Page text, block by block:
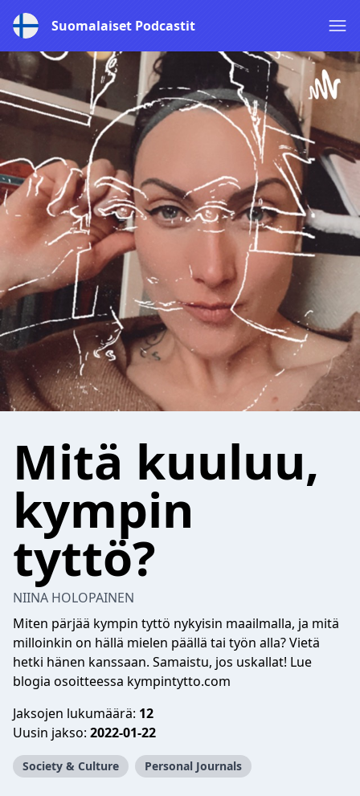
Suomalaiset Podcastit
Mitä kuuluu,
kympin
tyttö?
NIINA HOLOPAINEN
Miten pärjää kympin tyttö nykyisin maailmalla, ja mitä
milloinkin on hällä mielen päällä tai työn alla? Vietä
hetki hänen kanssaan. Samaistu, jos uskallat! Lue
blogia osoitteessa kympintytto.com
Jaksojen lukumäärä: 12
Uusin jakso: 2022-01-22
Society & Culture Personal Journals